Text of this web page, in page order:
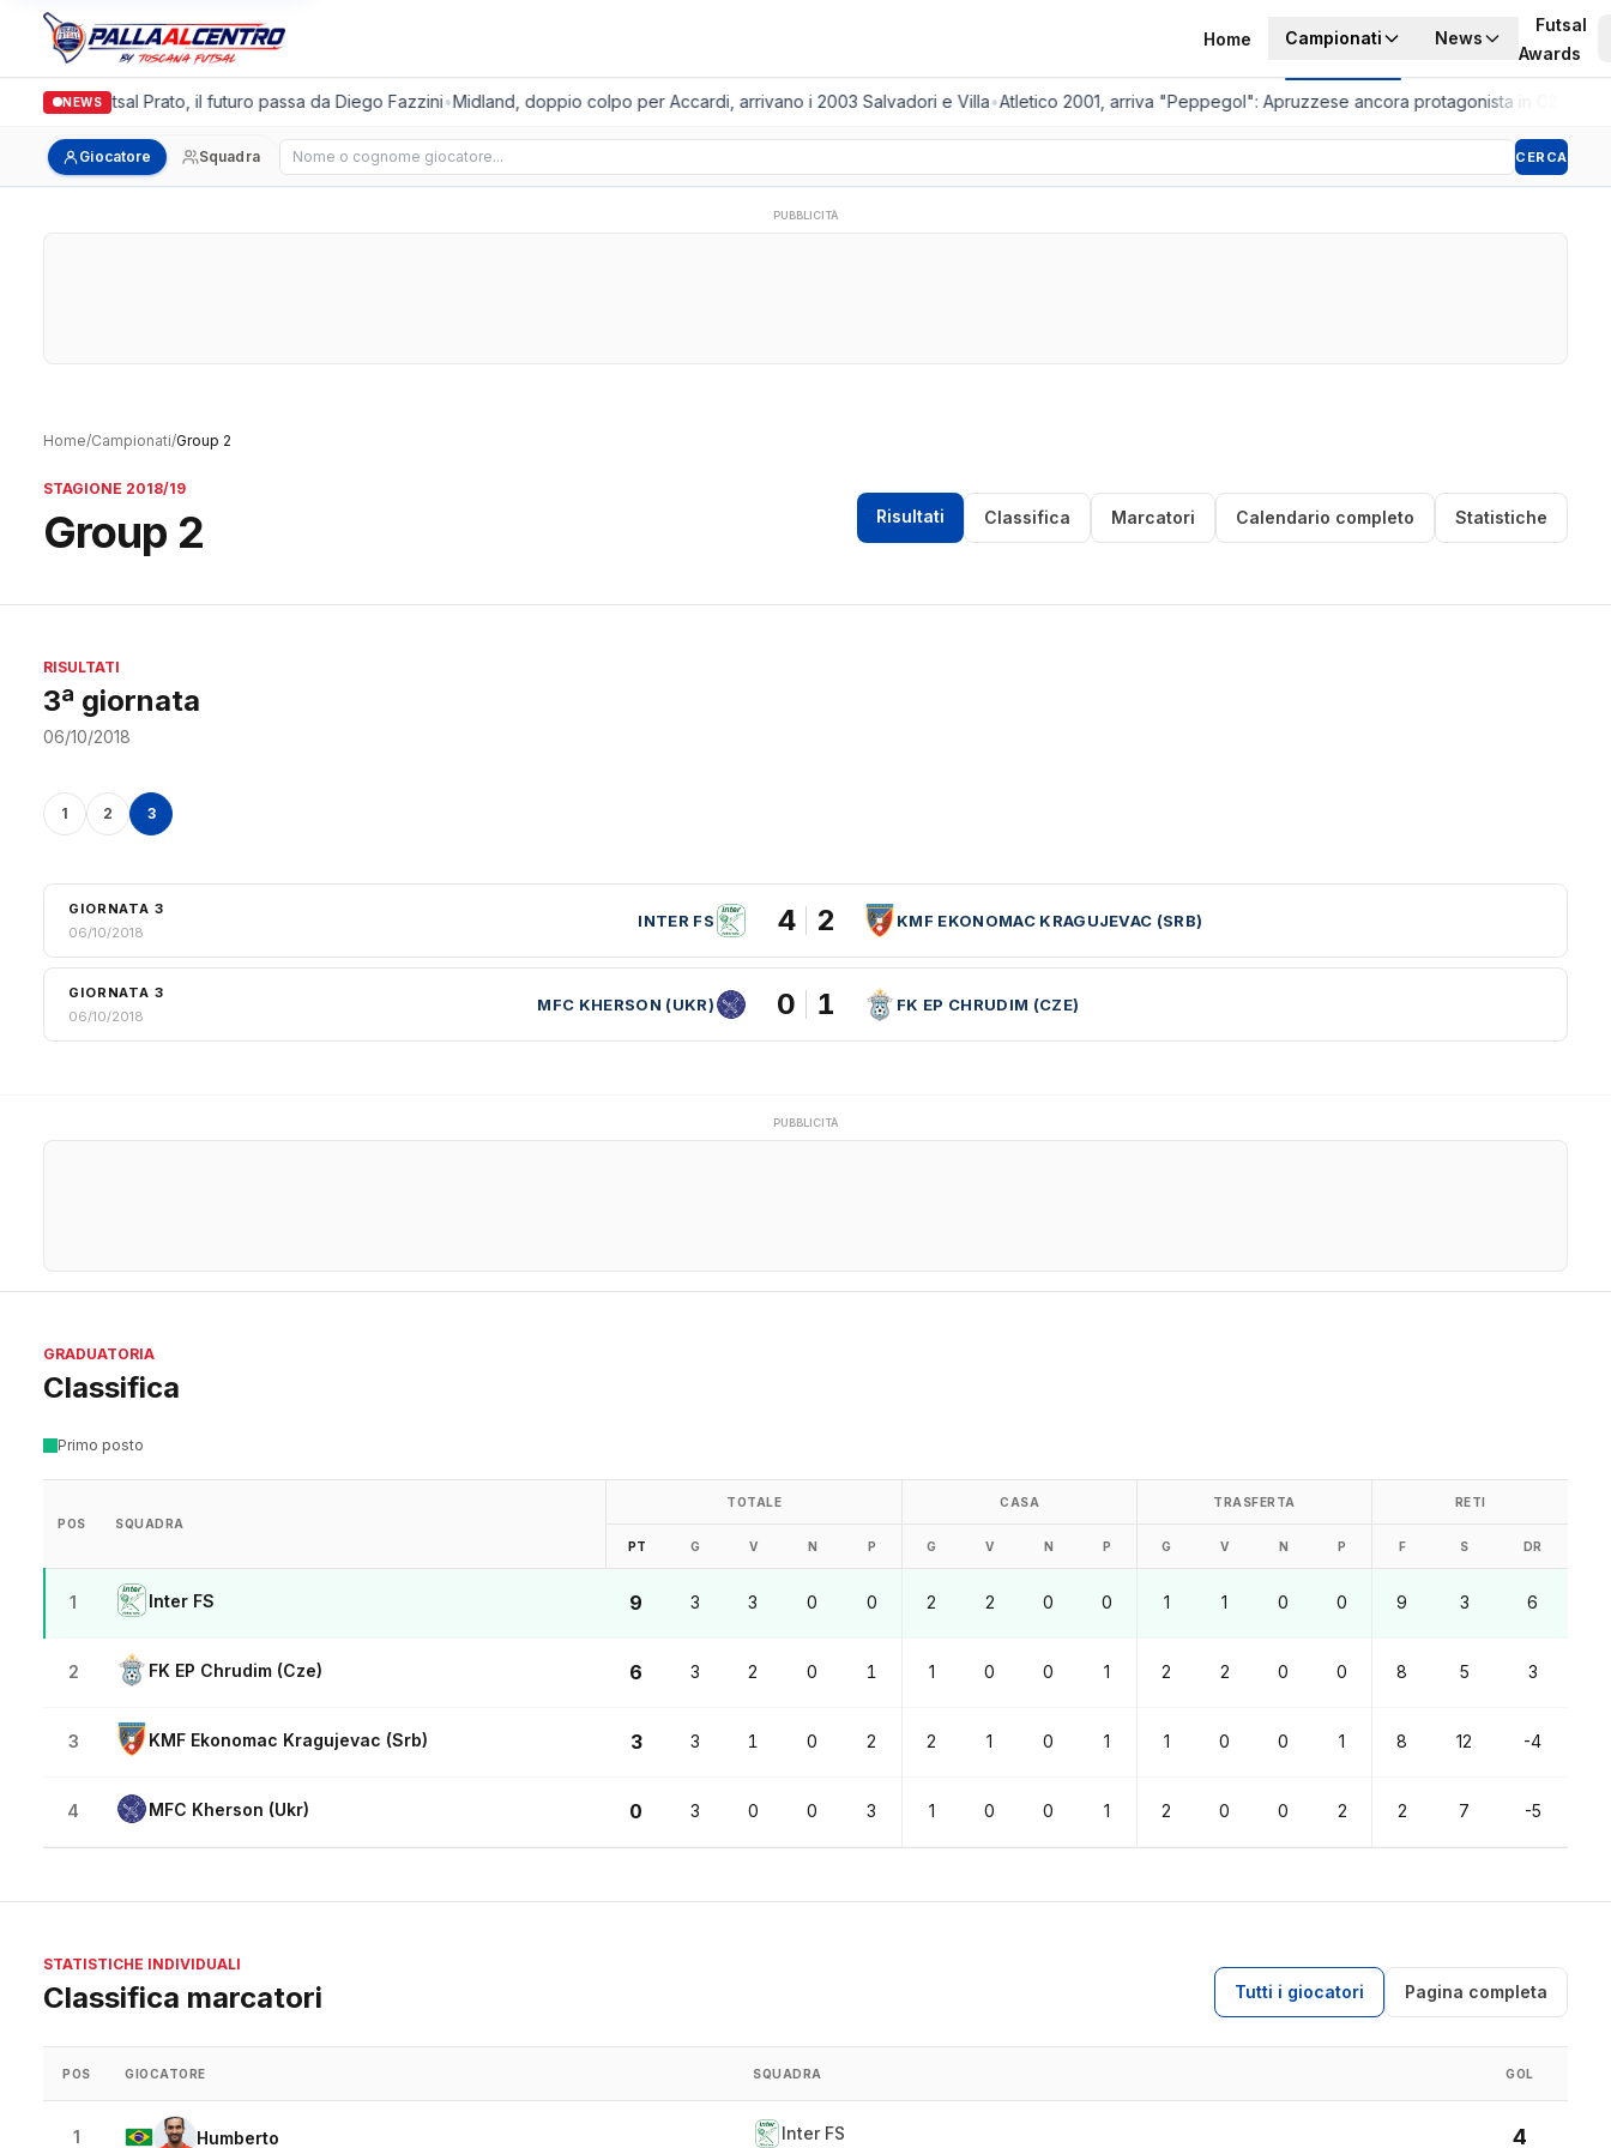
Home Campionati News
Futsal
Awards
NEWSFutsal Prato, il futuro passa da Diego Fazzini•Midland, doppio colpo per Accardi, arrivano i 2003 Salvadori e Villa•Atletico 2001, arriva "Peppegol": Apruzzese ancora protagonista in C2
Giocatore Squadra Cerca giocatore CERCA
PUBBLICITÀ
Home/Campionati/Group 2
STAGIONE 2018/19
Group 2 Risultati Classifica Marcatori Calendario completo Statistiche
RISULTATI
3ª giornata
06/10/2018
1 2 3
GIORNATA 3
06/10/2018
INTER FS 4 2 KMF EKONOMAC KRAGUJEVAC (SRB)
GIORNATA 3
06/10/2018
MFC KHERSON (UKR) 0 1 FK EP CHRUDIM (CZE)
PUBBLICITÀ
GRADUATORIA
Classifica
Primo posto
POS SQUADRA
TOTALE CASA TRASFERTA RETI
PT G V N P G V N P G V N P F S DR
1 Inter FS 9 3 3 0 0 2 2 0 0 1 1 0 0 9 3 6
2 FK EP Chrudim (Cze) 6 3 2 0 1 1 0 0 1 2 2 0 0 8 5 3
3 KMF Ekonomac Kragujevac (Srb) 3 3 1 0 2 2 1 0 1 1 0 0 1 8 12 -4
4 MFC Kherson (Ukr) 0 3 0 0 3 1 0 0 1 2 0 0 2 2 7 -5
STATISTICHE INDIVIDUALI
Classifica marcatori Tutti i giocatori Pagina completa
POS GIOCATORE SQUADRA GOL
1 Humberto Inter FS 4